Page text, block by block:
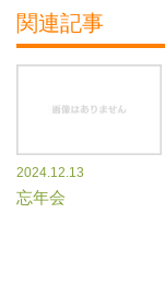
関連記事
2024.12.13
忘年会